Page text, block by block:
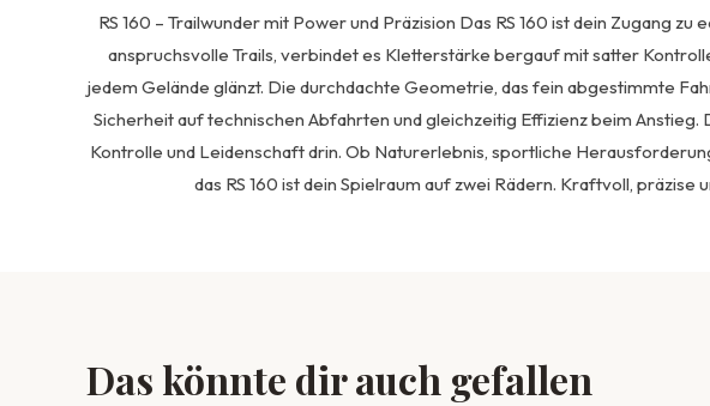
RS 160 – Trailwunder mit Power und Präzision Das RS 160 ist dein Zugang
anspruchsvolle Trails, verbindet es Kletterstärke bergauf mit satter
jedem Gelände glänzt. Die durchdachte Geometrie, das fein abgestimmte
Sicherheit auf technischen Abfahrten und gleichzeitig Effizienz beim Anstieg.
Kontrolle und Leidenschaft drin. Ob Naturerlebnis, sportliche
das RS 160 ist dein Spielraum auf zwei Rädern. Kraftvoll, präzise
Das könnte dir auch gefallen